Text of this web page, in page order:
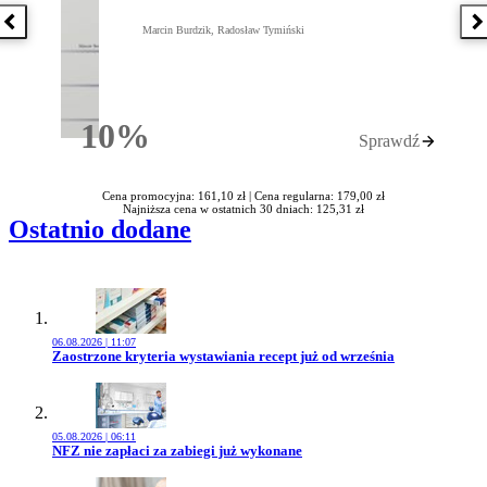
Poprzednia książka
10%Rabatu
Marcin Burdzik, Radosław Tymiński
Sprawdź
Cena promocyjna: 161,10 zł | Cena regularna: 179,00 zł
Najniższa cena w ostatnich 30 dniach: 125,31 zł
Ostatnio dodane
06.08.2026 | 11:07
Przejdź do artykułu:
Zaostrzone kryteria wystawiania recept już od września
05.08.2026 | 06:11
Przejdź do artykułu:
NFZ nie zapłaci za zabiegi już wykonane